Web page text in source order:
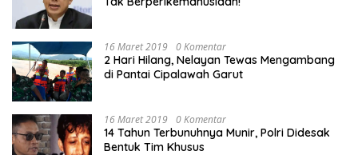
16 Maret 2019 0 Komentar
2 Hari Hilang, Nelayan Tewas Mengambang
di Pantai Cipalawah Garut
16 Maret 2019 0 Komentar
14 Tahun Terbunuhnya Munir, Polri Didesak
Bentuk Tim Khusus